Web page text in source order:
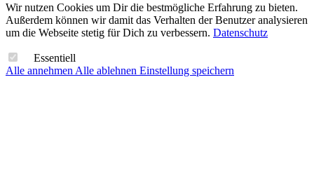
Wir nutzen Cookies um Dir die bestmögliche Erfahrung zu bieten.
Außerdem können wir damit das Verhalten der Benutzer analysieren
um die Webseite stetig für Dich zu verbessern. Datenschutz
Essentiell
Alle annehmen Alle ablehnen Einstellung speichern